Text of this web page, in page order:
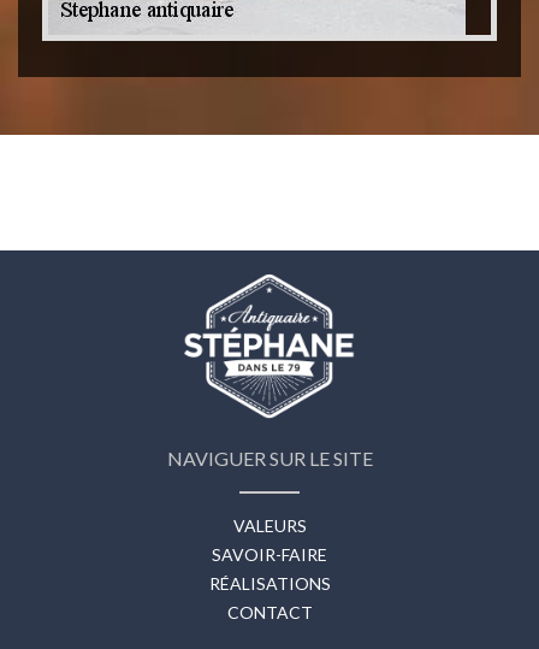
NAVIGUER SUR LE SITE
VALEURS
SAVOIR-FAIRE
RÉALISATIONS
CONTACT